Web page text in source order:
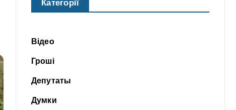
Категорії
Відео
Гроші
Депутаты
Думки